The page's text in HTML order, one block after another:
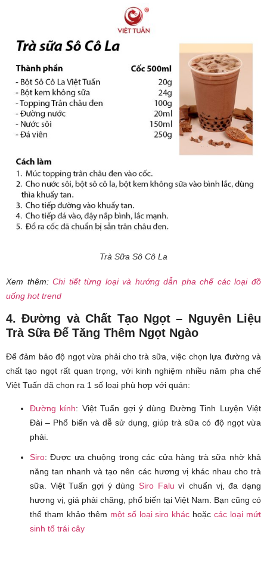
Trà Sữa Sô Cô La
Xem thêm:Chi tiết từng loại và hướng dẫn pha chế các loại đồ
uống hot trend
4. Đường và Chất Tạo Ngọt – Nguyên Liệu
Trà Sữa Để Tăng Thêm Ngọt Ngào
Để đảm bảo độ ngọt vừa phải cho trà sữa, việc chọn lựa đường và
chất tạo ngọt rất quan trọng, với kinh nghiệm nhiều năm pha chế
Việt Tuấn đã chọn ra 1 số loại phù hợp với quán:
Đường kính: Việt Tuấn gợi ý dùng Đường Tinh Luyện Việt
Đài – Phổ biến và dễ sử dụng, giúp trà sữa có độ ngọt vừa
phải.
Siro: Được ưa chuộng trong các cửa hàng trà sữa nhờ khả
năng tan nhanh và tạo nên các hương vị khác nhau cho trà
sữa. Việt Tuấn gợi ý dùng Siro Falu vì chuẩn vị, đa dạng
hương vị, giá phải chăng, phổ biến tại Việt Nam. Bạn cũng có
thể tham khảo thêm một số loại siro khác hoặccác loại mứt
sinh tố trái cây